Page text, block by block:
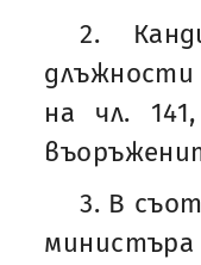
2.
на чл.
3. В